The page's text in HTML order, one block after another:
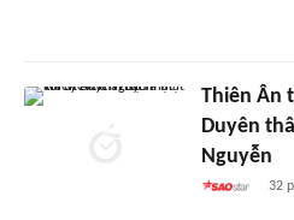
Thiên Ân
Duyên
Nguyễn
32